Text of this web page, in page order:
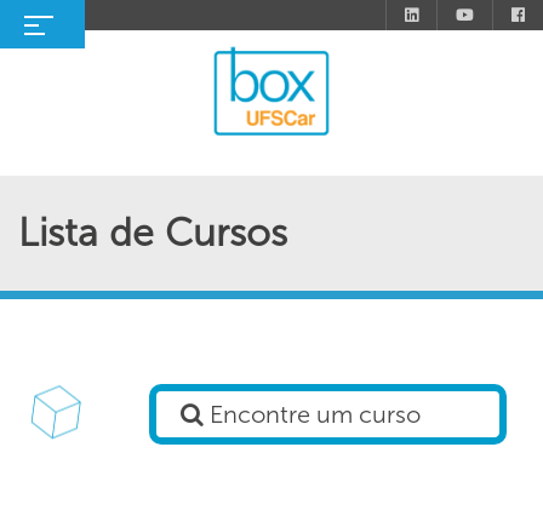
Lista de Cursos